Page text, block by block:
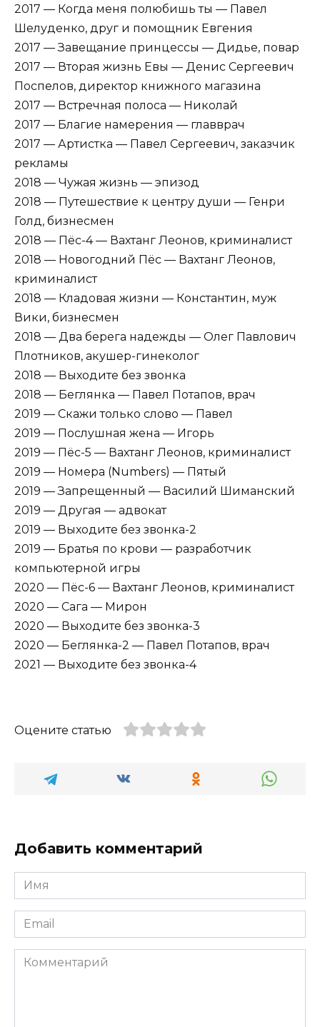
2017 — Когда меня полюбишь ты — Павел
Шелуденко, друг и помощник Евгения
2017 — Завещание принцессы — Дидье, повар
2017 — Вторая жизнь Евы — Денис Сергеевич
Поспелов, директор книжного магазина
2017 — Встречная полоса — Николай
2017 — Благие намерения — главврач
2017 — Артистка — Павел Сергеевич, заказчик
рекламы
2018 — Чужая жизнь — эпизод
2018 — Путешествие к центру души — Генри
Голд, бизнесмен
2018 — Пёс-4 — Вахтанг Леонов, криминалист
2018 — Новогодний Пёс — Вахтанг Леонов,
криминалист
2018 — Кладовая жизни — Константин, муж
Вики, бизнесмен
2018 — Два берега надежды — Олег Павлович
Плотников, акушер-гинеколог
2018 — Выходите без звонка
2018 — Беглянка — Павел Потапов, врач
2019 — Скажи только слово — Павел
2019 — Послушная жена — Игорь
2019 — Пёс-5 — Вахтанг Леонов, криминалист
2019 — Номера (Numbers) — Пятый
2019 — Запрещенный — Василий Шиманский
2019 — Другая — адвокат
2019 — Выходите без звонка-2
2019 — Братья по крови — разработчик
компьютерной игры
2020 — Пёс-6 — Вахтанг Леонов, криминалист
2020 — Сага — Мирон
2020 — Выходите без звонка-3
2020 — Беглянка-2 — Павел Потапов, врач
2021 — Выходите без звонка-4
Оцените статью
Добавить комментарий
Имя
*
Email
*
Комментарий